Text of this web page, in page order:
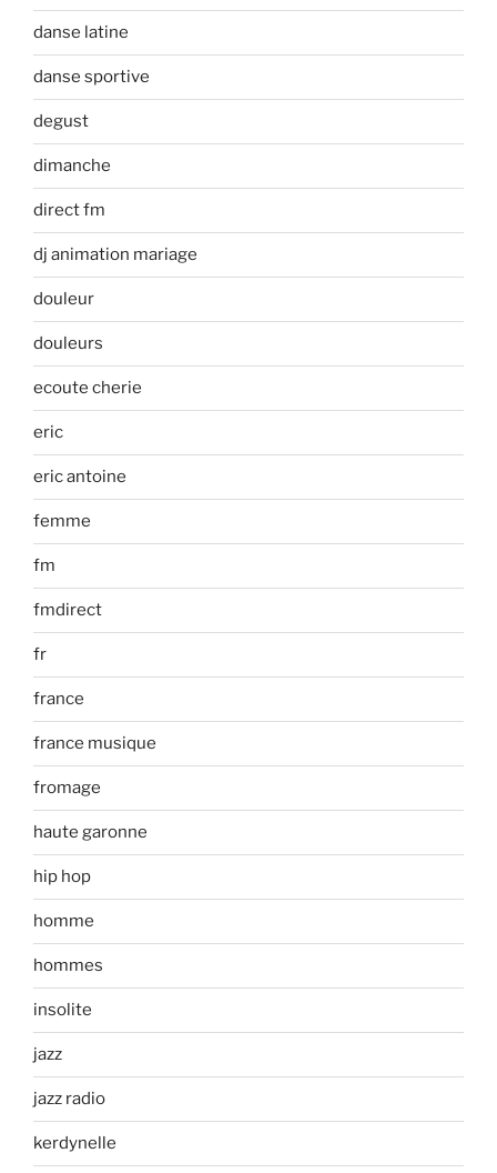
danse latine
danse sportive
degust
dimanche
direct fm
dj animation mariage
douleur
douleurs
ecoute cherie
eric
eric antoine
femme
fm
fmdirect
fr
france
france musique
fromage
haute garonne
hip hop
homme
hommes
insolite
jazz
jazz radio
kerdynelle